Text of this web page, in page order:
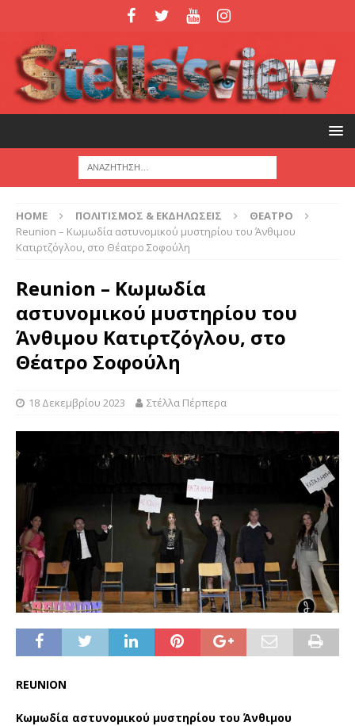
HOME ΠΟΛΙΤΙΣΜΟΣ & ΕΚΔΗΛΩΣΕΙΣ
ΘΕΑΤΡΟ
Reunion – Κωμωδία αστυνομικού μυστηρίου του Άνθιμου
Κατιρτζόγλου, στο Θέατρο Σοφούλη
Reunion – Κωμωδία
αστυνομικού μυστηρίου του
Άνθιμου Κατιρτζόγλου, στο
Θέατρο Σοφούλη
18 Δεκεμβρίου 2023 Στέλλα Πέρπερα
REUNION
Κωμωδία αστυνομικού μυστηρίου του Άνθιμου